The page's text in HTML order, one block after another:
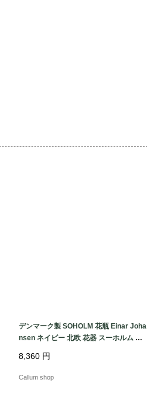
デンマーク製 SOHOLM 花瓶 Einar Joha
nsen ネイビー 北欧 花器 スーホルム 一
ィンテージ_260731 ig4994
8,360 円
Callum shop